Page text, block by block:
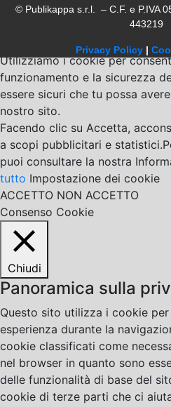
© Publikappa s.r.l. – C.F. e P.IVA
443219
Privacy Policy |
Utilizziamo i cookie per
funzionamento e la sicurezza
essere sicuri che tu possa
nostro sito.
Facendo clic su Accetta,
a scopi pubblicitari e
puoi consultare la nostra
tutto Impostazione dei cookie
ACCETTO NON ACCETTO
Consenso Cookie
Chiudi
Panoramica sulla
Questo sito utilizza i cookie
esperienza durante la
cookie classificati come
nel browser in quanto sono
delle funzionalità di base del
cookie di terze parti che ci